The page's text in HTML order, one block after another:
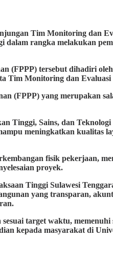
Tim Monitoring dan
rangka melakukan
(FPPP) tersebut dihadiri
Tim Monitoring dan
(FPPP) yang merupakan
Tinggi, Sains, dan
meningkatkan kualitas
fisik pekerjaan,
proyek.
Tinggi Sulawesi
yang transparan,
target waktu,
kepada masyarakat di